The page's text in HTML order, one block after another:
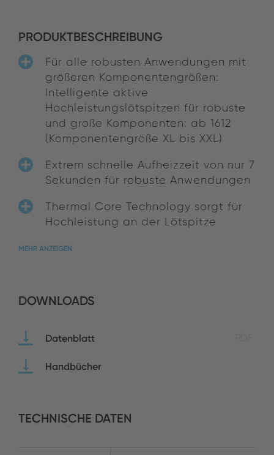
PRODUKTBESCHREIBUNG
Für alle robusten Anwendungen mit
größeren Komponentengrößen:
Intelligente aktive
Hochleistungslötspitzen für robuste
und große Komponenten: ab 1612
(Komponentengröße XL bis XXL)
Extrem schnelle Aufheizzeit von nur 7
Sekunden für robuste Anwendungen
Thermal Core Technology sorgt für
Hochleistung an der Lötspitze
MEHR ANZEIGEN
DOWNLOADS
Datenblatt
Handbücher
TECHNISCHE DATEN